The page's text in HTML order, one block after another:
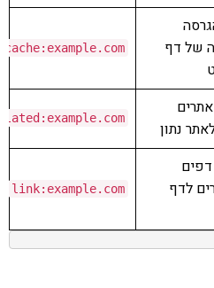
של דף
cache: example. com
נתון
: example. com
לדף
link: example. com